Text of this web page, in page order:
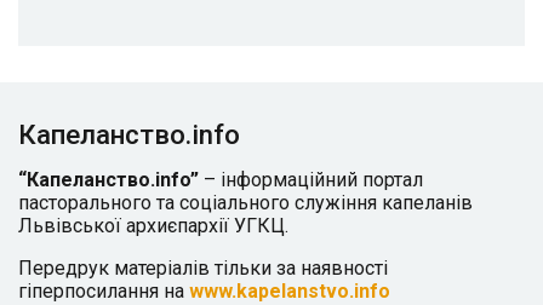
Капеланство.info
“Капеланство.info” – інформаційний портал
пасторального та соціального служіння капеланів
Львівської архиєпархії УГКЦ.
Передрук матеріалів тільки за наявності
гіперпосилання на www.kapelanstvo.info